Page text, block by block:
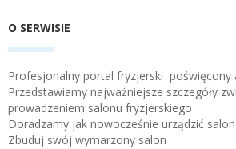
O SERWISIE
Profesjonalny portal fryzjerski poświęcony
Przedstawiamy najważniejsze szczegóły
prowadzeniem salonu fryzjerskiego
Doradzamy jak nowocześnie urządzić
Zbuduj swój wymarzony salon